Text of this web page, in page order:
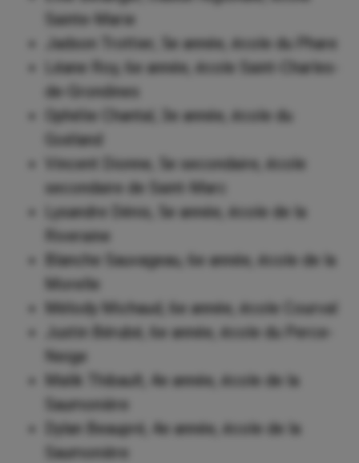
Sainte-Marie
Jadson Trottier, 5e année, école du Phare
Léane Roy, 6e année, école Saint-Charles-
de-Grondines
Ophélie Chantal, 3e année, école du
Goéland
Vincent Dionne, 5e secondaire, école
secondaire de Saint-Marc
Lysandre Dénis, 5e année, école de la
Riveraine
Blanche Sauvageau, 6e année, école de la
Morelle
Mélody Michaud, 6e année, école Courval
Justin Bérubé, 6e année, école du Perce-
Neige
Malik Thibault, 4e année, école de la
Saumonière
Dylan Beaupré, 4e année, école de la
Saumonière